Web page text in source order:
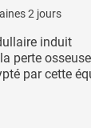
2 jours
induit
perte
par cette